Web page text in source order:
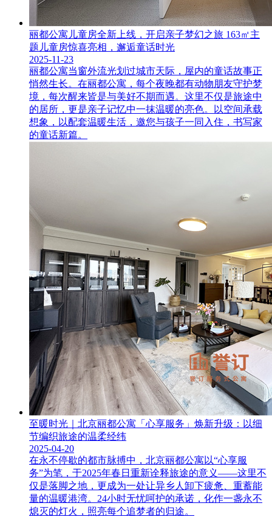
丽都公寓儿童房全新上线，开启亲子梦幻之旅 163㎡主
题儿童房惊喜亮相，邂逅童话时光
2025-11-23
丽都公寓当窗外流光划过城市天际，屋内的童话故事正
悄然生长。在丽都公寓，每个夜晚都有动物朋友守护梦
境，每次醒来皆是与美好不期而遇。这里不仅是旅途中
的居所，更是亲子记忆中一抹温暖的亮色。以空间承载
想象，以配套温暖生活，邀您与孩子一同入住，书写家
的童话新篇。
至暖时光｜北京丽都公寓「心享服务」焕新升级：以细
节编织旅途的温柔经纬
2025-04-20
在永不停歇的都市脉搏中，北京丽都公寓以“心享服
务”为笔，于2025年春日重新诠释旅途的意义——这里不
仅是落脚之地，更成为一处让异乡人卸下疲惫、重蓄能
量的温暖港湾。24小时无忧呵护的承诺，化作一盏永不
熄灭的灯火，照亮每个追梦者的归途。